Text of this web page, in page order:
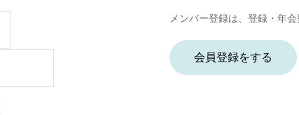
メンバー登録は、登録・年会
会員登録をする